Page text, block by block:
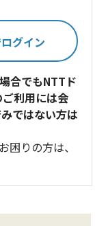
合でもNTTド
利用には会
ではない方は
りの方は、